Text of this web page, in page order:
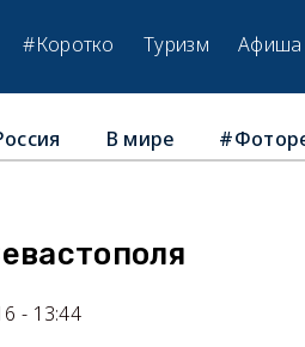
#Коротко Туризм Афиша
В мире
- 13:44